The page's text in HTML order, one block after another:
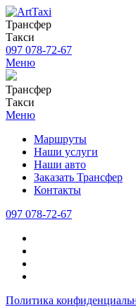
Трансфер
Такси
097 078-72-67
Меню
Трансфер
Такси
Меню
Маршруты
Наши услуги
Наши авто
Заказать Трансфер
Контакты
097 078-72-67
Политика